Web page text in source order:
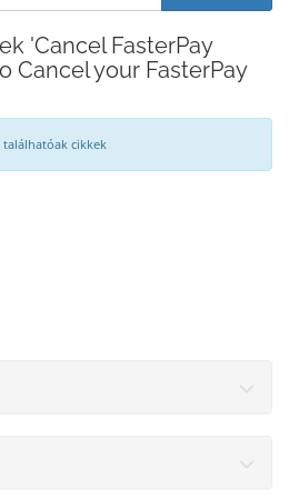
'Cancel FasterPay
Cancel your FasterPay
találhatóak cikkek